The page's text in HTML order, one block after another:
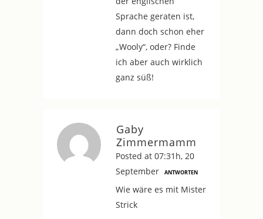
Sprache geraten ist,
dann doch schon eher
„Wooly“, oder? Finde
ich aber auch wirklich
ganz süß!
Gaby
Zimmermamm
Posted at 07:31h, 20
September
ANTWORTEN
Wie wäre es mit Mister
Strick